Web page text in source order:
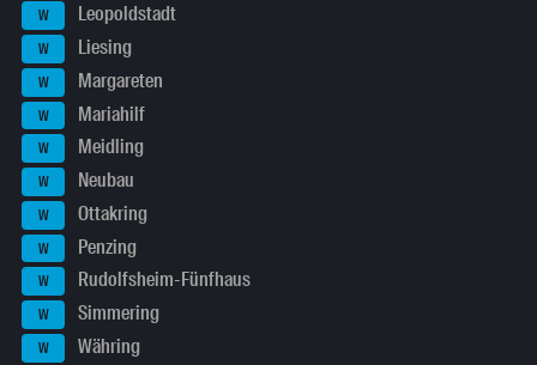
W Leopoldstadt
W Liesing
W Margareten
W Mariahilf
W Meidling
W Neubau
W Ottakring
W Penzing
W Rudolfsheim-Fünfhaus
W Simmering
W Währing